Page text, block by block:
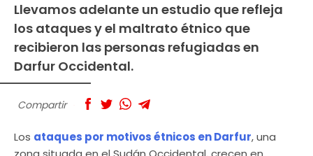
Llevamos adelante un estudio que refleja
los ataques y el maltrato étnico que
recibieron las personas refugiadas en
Darfur Occidental.
Compartir
Los ataques por motivos étnicos en Darfur, una